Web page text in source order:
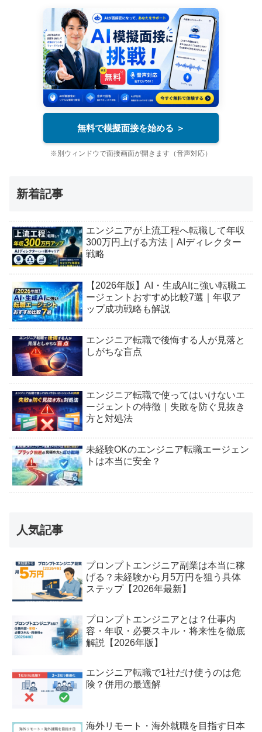
無料で模擬面接を始める ＞
※別ウィンドウで面接画面が開きます（音声対応）
新着記事
エンジニアが上流工程へ転職して年収
300万円上げる方法｜AIディレクター
戦略
【2026年版】AI・生成AIに強い転職エ
ージェントおすすめ比較7選｜年収ア
ップ成功戦略も解説
エンジニア転職で後悔する人が見落と
しがちな盲点
エンジニア転職で使ってはいけないエ
ージェントの特徴｜失敗を防ぐ見抜き
方と対処法
未経験OKのエンジニア転職エージェン
トは本当に安全？
人気記事
プロンプトエンジニア副業は本当に稼
げる？未経験から月5万円を狙う具体
ステップ【2026年最新】
プロンプトエンジニアとは？仕事内
容・年収・必要スキル・将来性を徹底
解説【2026年版】
エンジニア転職で1社だけ使うのは危
険？併用の最適解
海外リモート・海外就職を目指す日本